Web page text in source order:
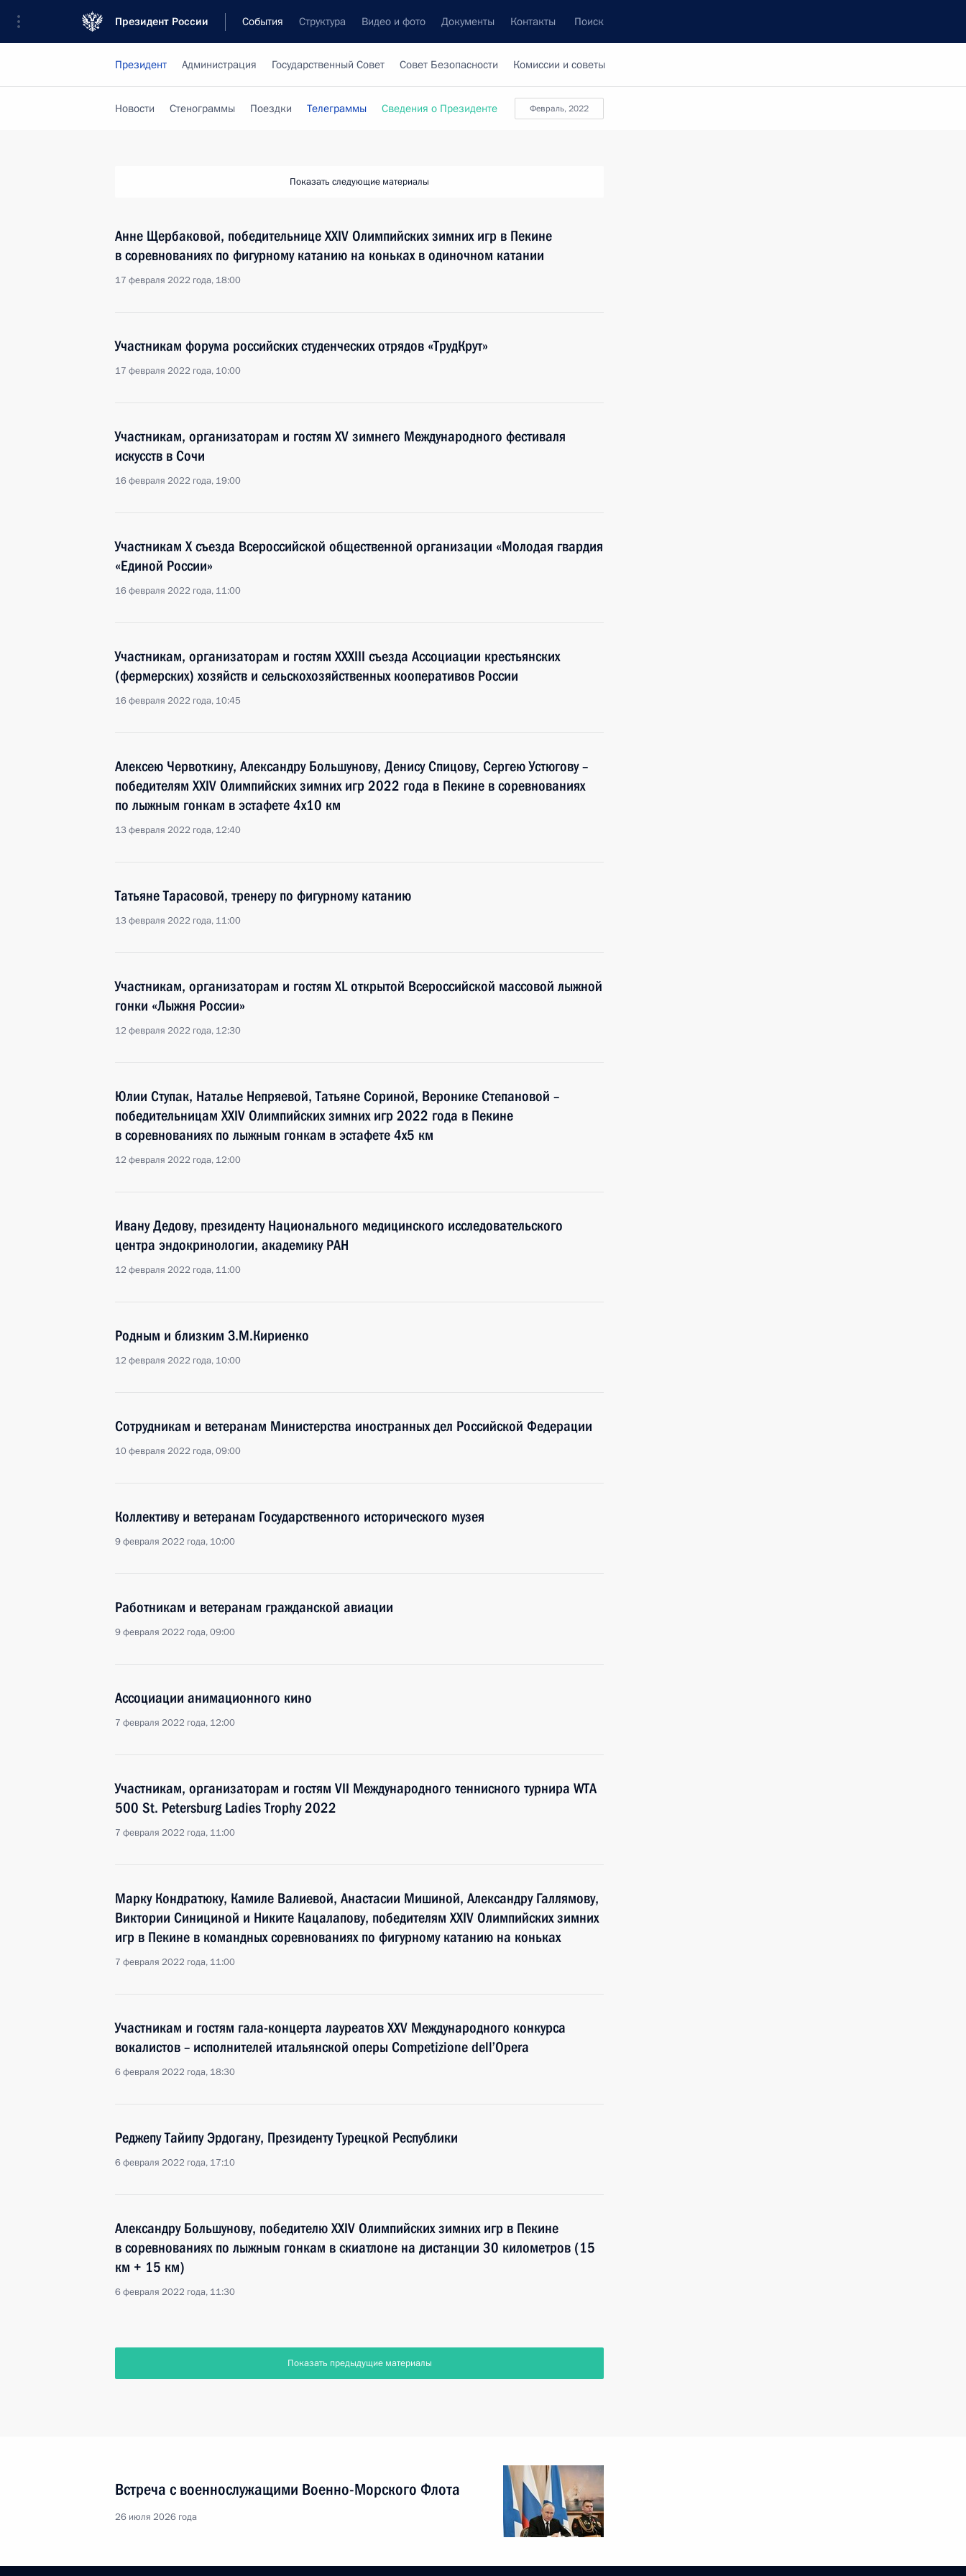
Президент России События Структура Видео и фото Документы Контакты Поиск
Президент Администрация Государственный Совет Совет Безопасности Комиссии и советы
Февраль, 2022
Новости Стенограммы Поездки Телеграммы Сведения о Президенте
Показать следующие материалы
Анне Щербаковой, победительнице XXIV Олимпийских зимних игр в Пекине
в соревнованиях по фигурному катанию на коньках в одиночном катании
17 февраля 2022 года, 18:00
Участникам форума российских студенческих отрядов «ТрудКрут»
17 февраля 2022 года, 10:00
Участникам, организаторам и гостям XV зимнего Международного фестиваля
искусств в Сочи
16 февраля 2022 года, 19:00
Участникам X съезда Всероссийской общественной организации «Молодая гвардия
«Единой России»
16 февраля 2022 года, 11:00
Участникам, организаторам и гостям XXXIII съезда Ассоциации крестьянских
(фермерских) хозяйств и сельскохозяйственных кооперативов России
16 февраля 2022 года, 10:45
Алексею Червоткину, Александру Большунову, Денису Спицову, Сергею Устюгову –
победителям XXIV Олимпийских зимних игр 2022 года в Пекине в соревнованиях
по лыжным гонкам в эстафете 4х10 км
13 февраля 2022 года, 12:40
Татьяне Тарасовой, тренеру по фигурному катанию
13 февраля 2022 года, 11:00
Участникам, организаторам и гостям XL открытой Всероссийской массовой лыжной
гонки «Лыжня России»
12 февраля 2022 года, 12:30
Юлии Ступак, Наталье Непряевой, Татьяне Сориной, Веронике Степановой –
победительницам XXIV Олимпийских зимних игр 2022 года в Пекине
в соревнованиях по лыжным гонкам в эстафете 4х5 км
12 февраля 2022 года, 12:00
Ивану Дедову, президенту Национального медицинского исследовательского
центра эндокринологии, академику РАН
12 февраля 2022 года, 11:00
Родным и близким З.М.Кириенко
12 февраля 2022 года, 10:00
Сотрудникам и ветеранам Министерства иностранных дел Российской Федерации
10 февраля 2022 года, 09:00
Коллективу и ветеранам Государственного исторического музея
9 февраля 2022 года, 10:00
Работникам и ветеранам гражданской авиации
9 февраля 2022 года, 09:00
Ассоциации анимационного кино
7 февраля 2022 года, 12:00
Участникам, организаторам и гостям VII Международного теннисного турнира WTA
500 St. Petersburg Ladies Trophy 2022
7 февраля 2022 года, 11:00
Марку Кондратюку, Камиле Валиевой, Анастасии Мишиной, Александру Галлямову,
Виктории Синициной и Никите Кацалапову, победителям XXIV Олимпийских зимних
игр в Пекине в командных соревнованиях по фигурному катанию на коньках
7 февраля 2022 года, 11:00
Участникам и гостям гала-концерта лауреатов XXV Международного конкурса
вокалистов – исполнителей итальянской оперы Competizione dell’Opera
6 февраля 2022 года, 18:30
Реджепу Тайипу Эрдогану, Президенту Турецкой Республики
6 февраля 2022 года, 17:10
Александру Большунову, победителю XXIV Олимпийских зимних игр в Пекине
в соревнованиях по лыжным гонкам в скиатлоне на дистанции 30 километров (15
км + 15 км)
6 февраля 2022 года, 11:30
Показать предыдущие материалы
Встреча с военнослужащими Военно-Морского Флота
26 июля 2026 года